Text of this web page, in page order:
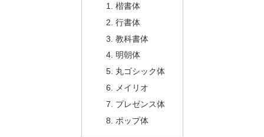
楷書体
行書体
教科書体
明朝体
丸ゴシック体
メイリオ
プレゼンス体
ポップ体